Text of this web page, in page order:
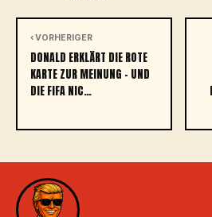
‹ VORHERIGER
DONALD ERKLÄRT DIE ROTE
KARTE ZUR MEINUNG – UND
DIE FIFA NIC…